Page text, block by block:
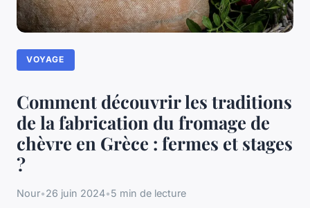
VOYAGE
Comment découvrir les traditions
de la fabrication du fromage de
chèvre en Grèce : fermes et stages
?
Nour•26 juin 2024•5 min de lecture